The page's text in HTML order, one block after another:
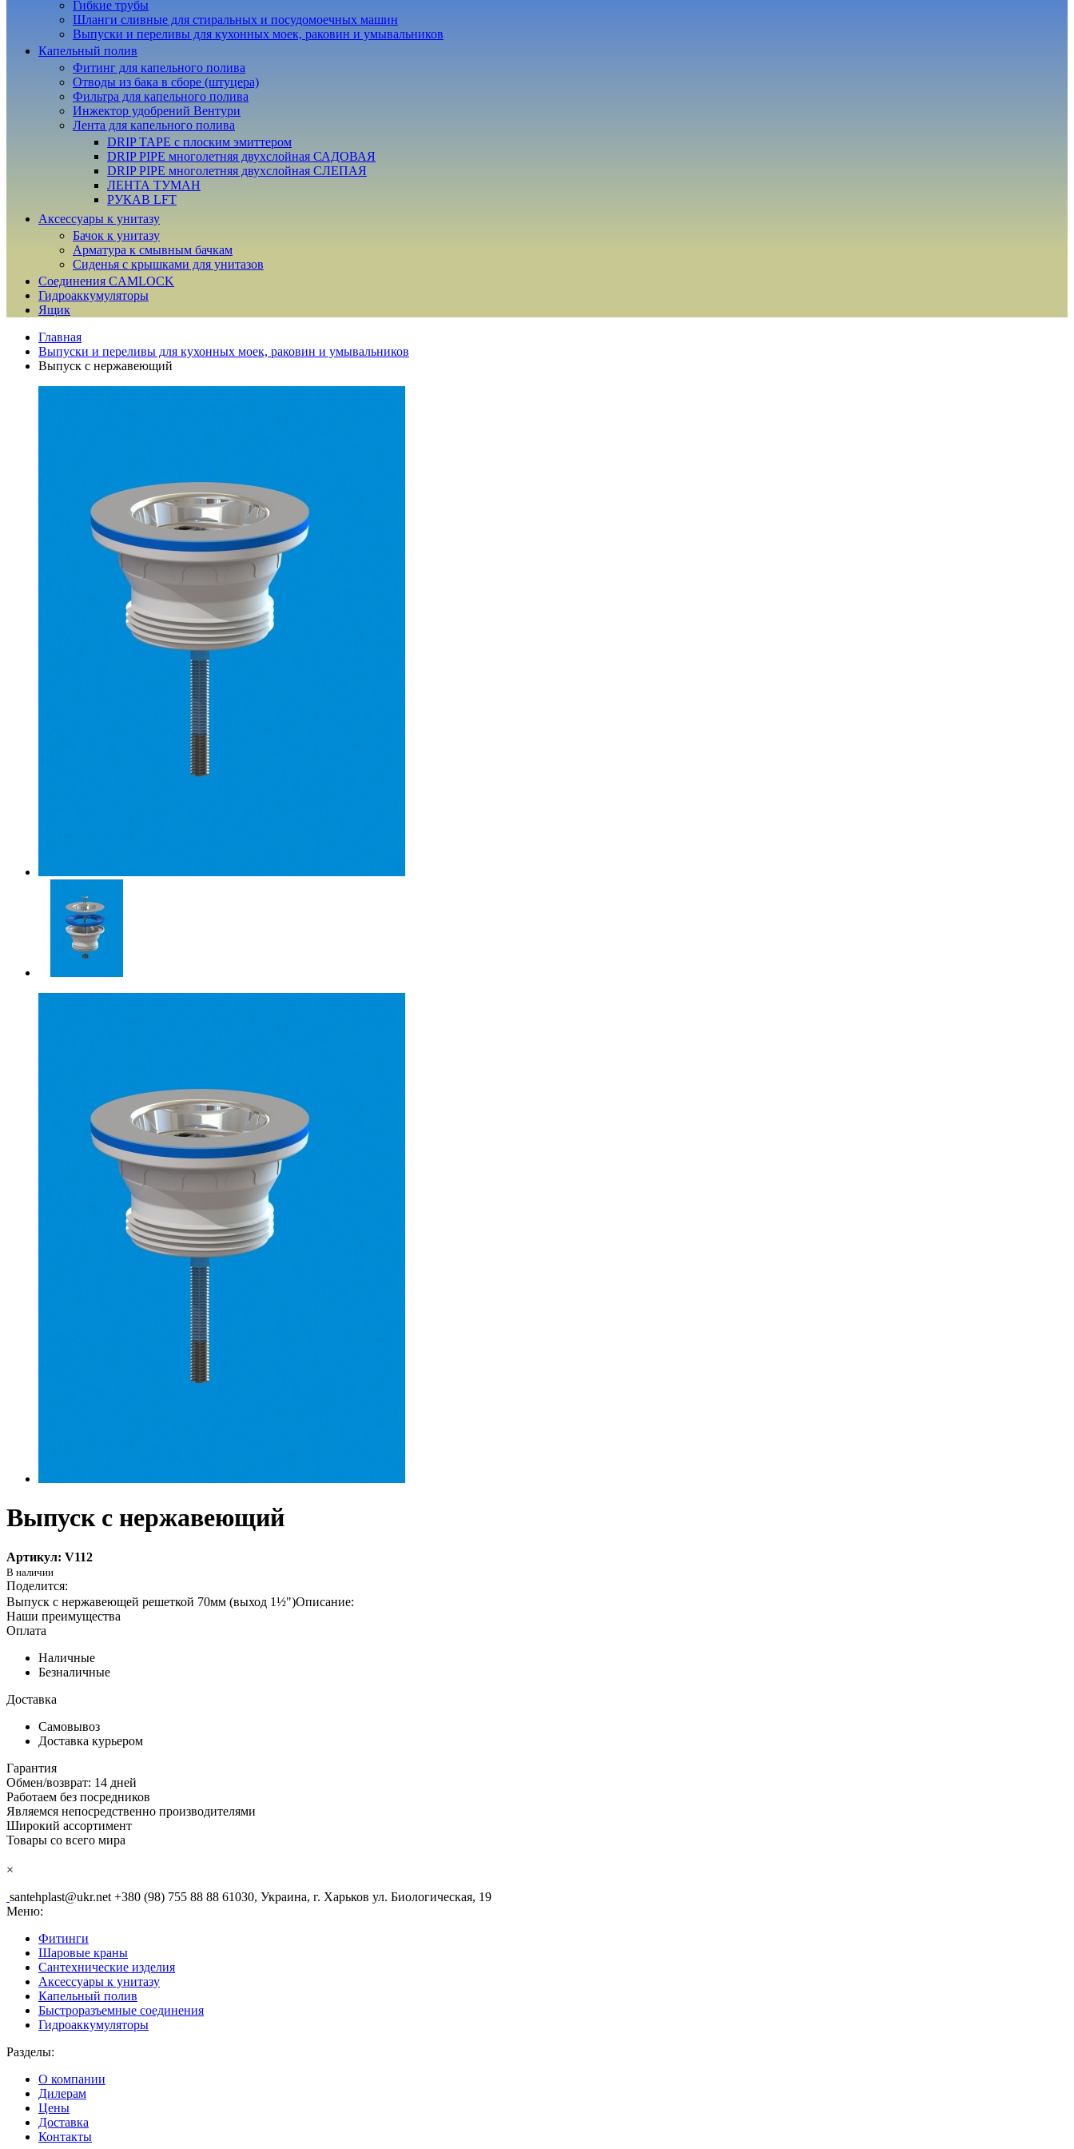
Гибкие трубы
Шланги сливные для стиральных и посудомоечных машин
Выпуски и переливы для кухонных моек, раковин и умывальников
Капельный полив
Фитинг для капельного полива
Отводы из бака в сборе (штуцера)
Фильтра для капельного полива
Инжектор удобрений Вентури
Лента для капельного полива
DRIP TAPE с плоским эмиттером
DRIP PIPE многолетняя двухслойная САДОВАЯ
DRIP PIPE многолетняя двухслойная СЛЕПАЯ
ЛЕНТА ТУМАН
РУКАВ LFT
Аксессуары к унитазу
Бачок к унитазу
Арматура к смывным бачкам
Сиденья с крышками для унитазов
Соединения CAMLOCK
Гидроаккумуляторы
Ящик
Главная
Выпуски и переливы для кухонных моек, раковин и умывальников
Выпуск с нержавеющий
Выпуск с нержавеющий
Артикул: V112
Выпуск с нержавеющей решеткой 70мм (выход 1½")
Наши преимущества
Оплата
Наличные
Безналичные
Доставка
Самовывоз
Доставка курьером
Гарантия
Обмен/возврат: 14 дней
Работаем без посредников
Являемся непосредственно производителями
Широкий ассортимент
Товары со всего мира
×
santehplast@ukr.net +380 (98) 755 88 88 61030, Украина, г. Харьков ул. Биологическая, 19
Меню:
Фитинги
Шаровые краны
Сантехнические изделия
Аксессуары к унитазу
Капельный полив
Быстроразъемные соединения
Гидроаккумуляторы
Разделы:
О компании
Дилерам
Цены
Доставка
Контакты